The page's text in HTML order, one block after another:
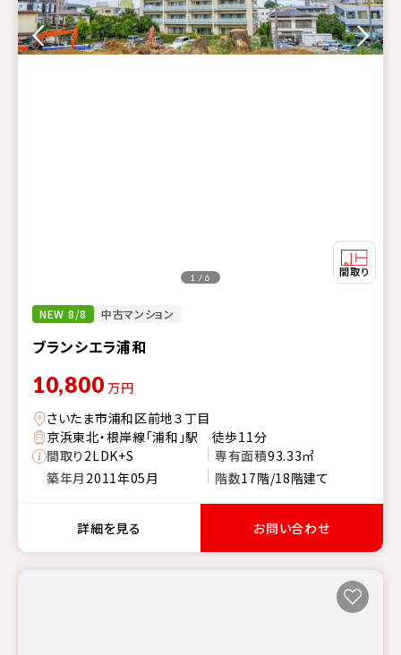
NEW 8/8 中古マンション
ブランシエラ浦和
1 / 6
10,800 万円
さいたま市浦和区前地３丁目
京浜東北・根岸線「浦和」駅 徒歩11分
間取り2LDK+S 専有面積93.33㎡
築年月 2011年05月 階数17階/18階建て
詳細を見る お問い合わせ